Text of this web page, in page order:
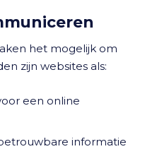
het mogelijk om
zijn websites als:
een online
informatie